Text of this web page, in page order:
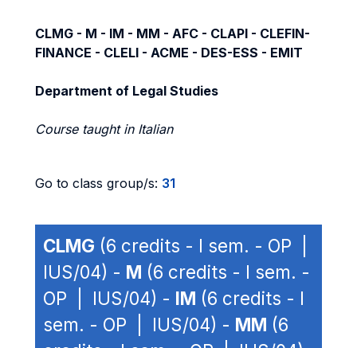
CLMG - M - IM - MM - AFC - CLAPI - CLEFIN-
FINANCE - CLELI - ACME - DES-ESS - EMIT
Department of Legal Studies
Course taught in Italian
Go to class group/s: 31
CLMG (6 credits - I sem. - OP |
IUS/04) - M (6 credits - I sem. -
OP | IUS/04) - IM (6 credits - I
sem. - OP | IUS/04) - MM (6